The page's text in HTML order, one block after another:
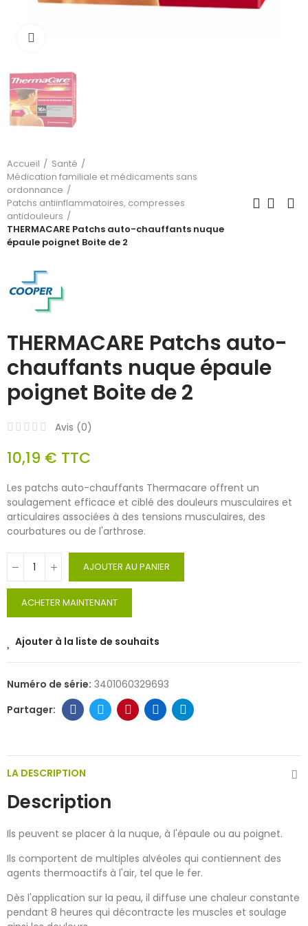
Accueil
Santé
Médication familiale et médicaments sans
ordonnance
Patchs antiinflammatoires, compresses
antidouleurs
THERMACARE Patchs auto-chauffants nuque
épaule poignet Boite de 2
THERMACARE Patchs auto-
chauffants nuque épaule
poignet Boite de 2
Avis (0)
10,19 € TTC
Les patchs auto-chauffants Thermacare offrent un
soulagement efficace et ciblé des douleurs musculaires et
articulaires associées à des tensions musculaires, des
courbatures ou de l'arthrose.
AJOUTER AU PANIER
ACHETER MAINTENANT
Ajouter à la liste de souhaits
Numéro de série: 3401060329693
LA DESCRIPTION
Description
Ils peuvent se placer à la nuque, à l'épaule ou au poignet.
Ils comportent de multiples alvéoles qui contiennent des
agents thermoactifs à l'air, tel que le fer.
Dès l'application sur la peau, il diffuse une chaleur constante
pendant 8 heures qui décontracte les muscles et soulage